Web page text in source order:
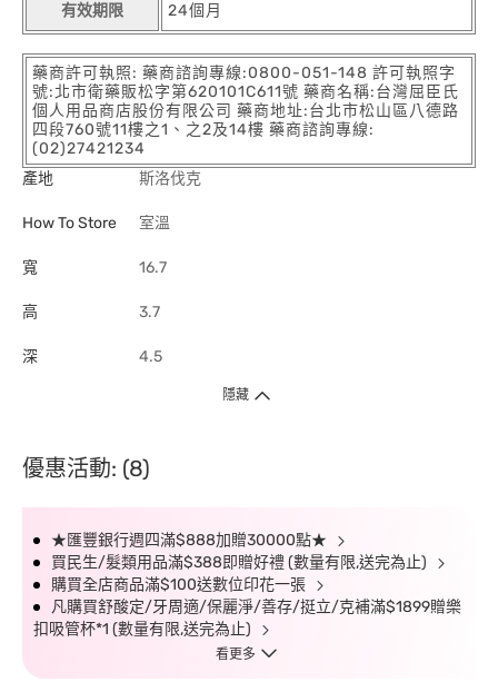
有效期限 24個月
藥商許可執照: 藥商諮詢專線:0800-051-148 許可執照字
號:北市衛藥販松字第620101C611號 藥商名稱:台灣屈臣氏
個人用品商店股份有限公司 藥商地址:台北市松山區八德路
四段760號11樓之1、之2及14樓 藥商諮詢專線:
(02)27421234
產地
斯洛伐克
How To Store 室溫
寬 16.7
高 3.7
深 4.5
隱藏
優惠活動: (8)
★匯豐銀行週四滿$888加贈30000點★
買民生/髮類用品滿$388即贈好禮 (數量有限,送完為止)
購買全店商品滿$100送數位印花一張
凡購買舒酸定/牙周適/保麗淨/善存/挺立/克補滿$1899贈樂
扣吸管杯*1 (數量有限,送完為止)
看更多